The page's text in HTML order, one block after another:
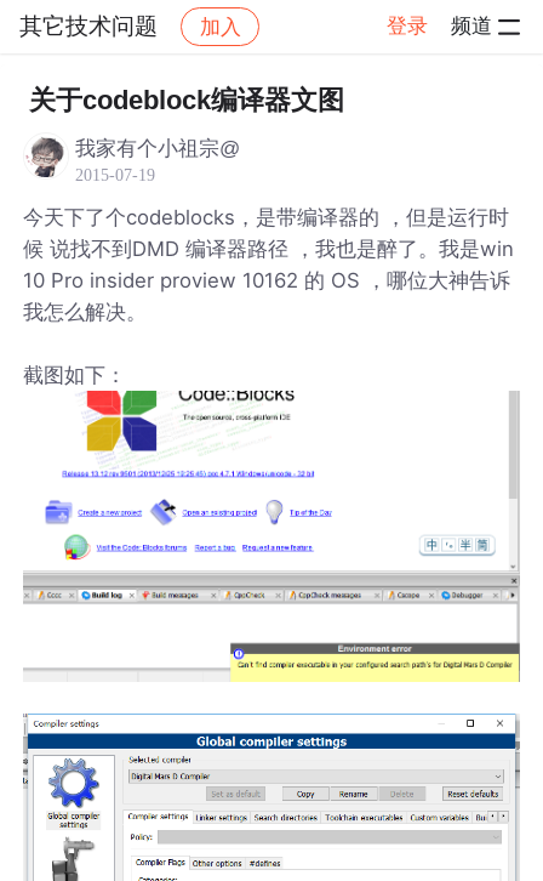
其它技术问题 加入 登录 频道
社区 其它技术问题 帖子详情
关于codeblock编译器文图
我家有个小祖宗@
2015-07-19
今天下了个codeblocks，是带编译器的 ，但是运行时
候 说找不到DMD 编译器路径 ，我也是醉了。我是win
10 Pro insider proview 10162 的 OS ，哪位大神告诉
我怎么解决。
截图如下：